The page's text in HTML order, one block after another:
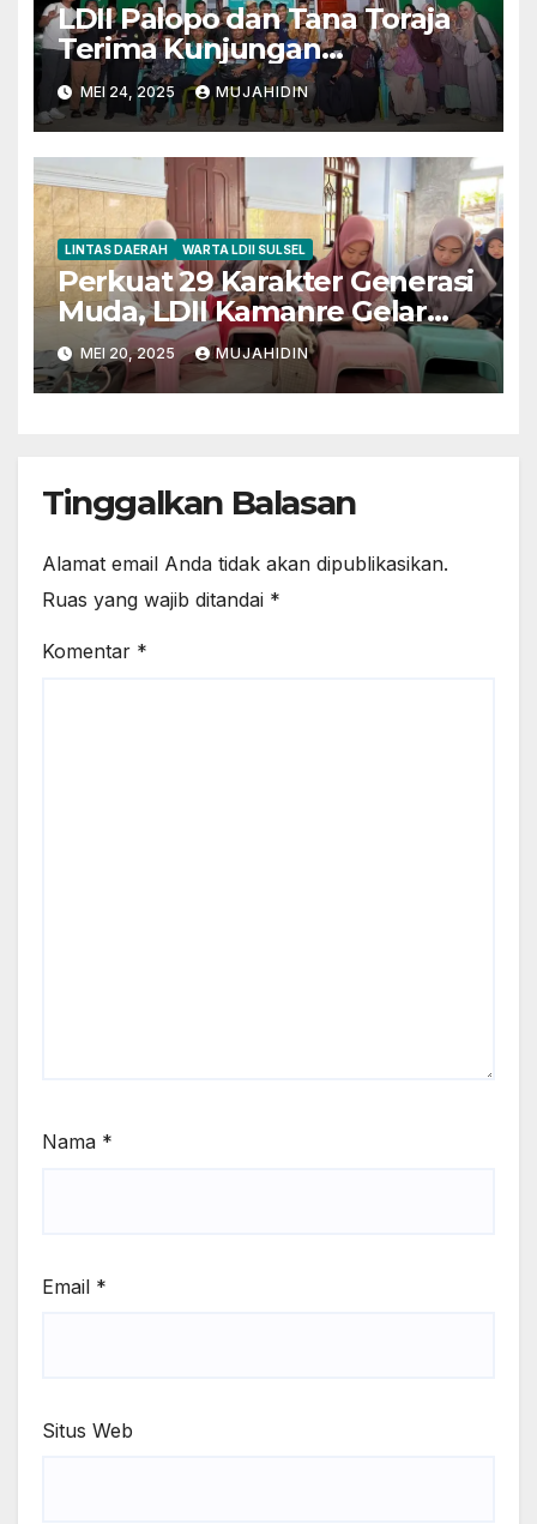
LDII Palopo dan Tana Toraja
Terima Kunjungan
Silaturahim KIM DPP LDII,
Bahas Literasi Digital dan
Bijak Bermedia Sosial
MEI 24, 2025 MUJAHIDIN
LINTAS DAERAH WARTA LDII SULSEL
Perkuat 29 Karakter Generasi
Muda, LDII Kamanre Gelar
Pengajian Rutin
MEI 20, 2025 MUJAHIDIN
Tinggalkan Balasan
Alamat email Anda tidak akan dipublikasikan.
Ruas yang wajib ditandai *
Komentar *
Nama *
Email *
Situs Web